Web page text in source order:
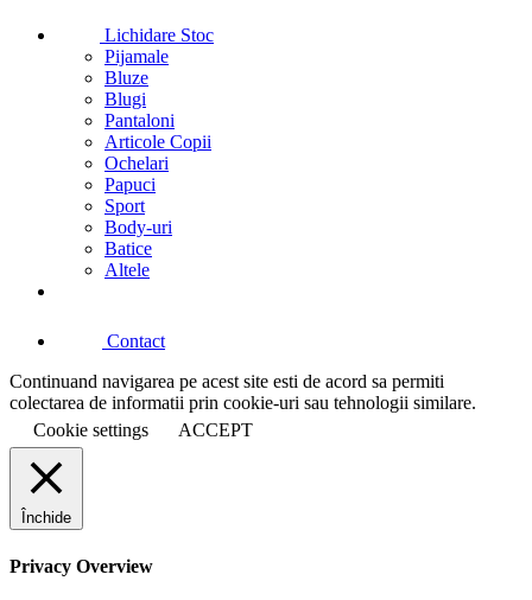
Lichidare Stoc
Pijamale
Bluze
Blugi
Pantaloni
Articole Copii
Ochelari
Papuci
Sport
Body-uri
Batice
Altele
Contact
Continuand navigarea pe acest site esti de acord sa permiti
colectarea de informatii prin cookie-uri sau tehnologii similare.
Cookie settings
ACCEPT
Închide
Privacy Overview